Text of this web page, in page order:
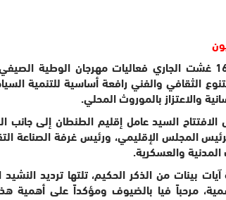
الثقافي والفني رافعة أساسية للتنمية
والاعتزاز بالموروث المحلي.
السيد عامل إقليم الطنطان إلى جانب
المجلس الإقليمي، ورئيس غرفة الصناعة
المدنية والعسكرية.
بينات من الذكر الحكيم، تلتها ترديد
مرحباً فيا بالضيوف ومؤكداً على أهمية